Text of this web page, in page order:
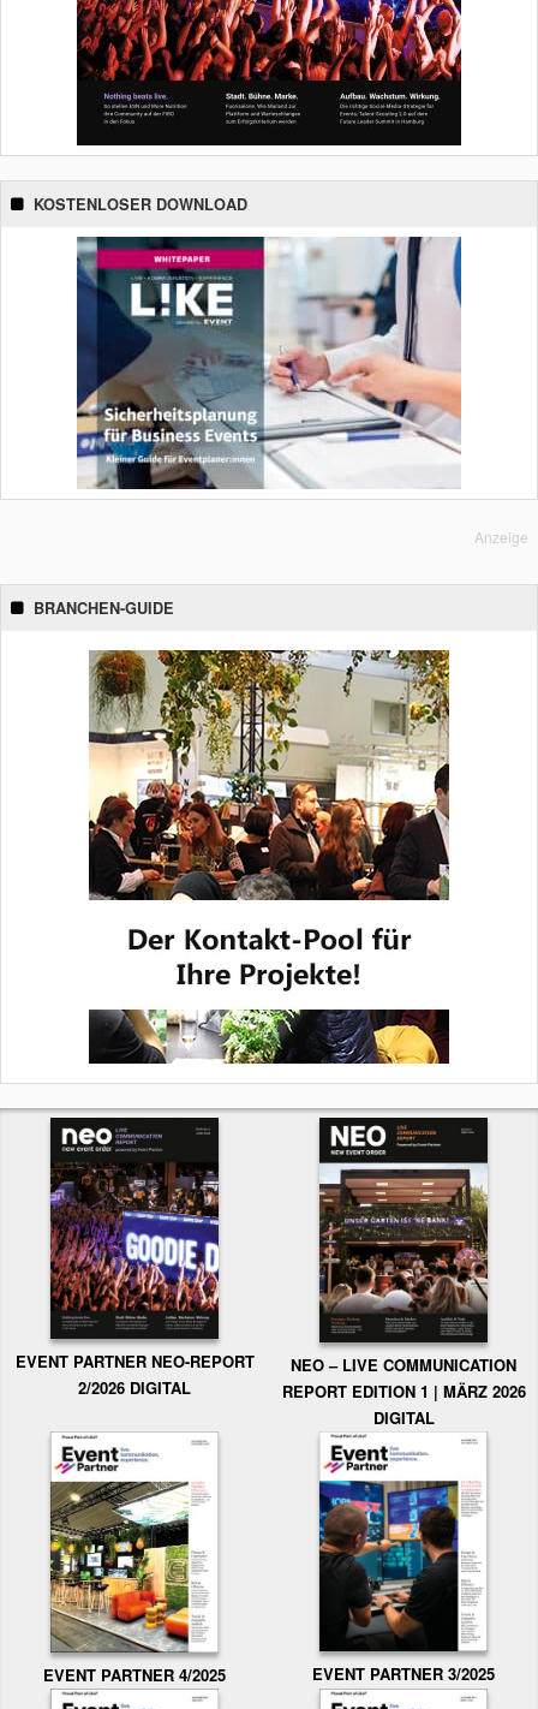
KOSTENLOSER DOWNLOAD
Anzeige
BRANCHEN-GUIDE
EVENT PARTNER NEO-REPORT
2/2026 DIGITAL
NEO – LIVE COMMUNICATION
REPORT EDITION 1 | MÄRZ 2026
DIGITAL
EVENT PARTNER 4/2025 EVENT PARTNER 3/2025